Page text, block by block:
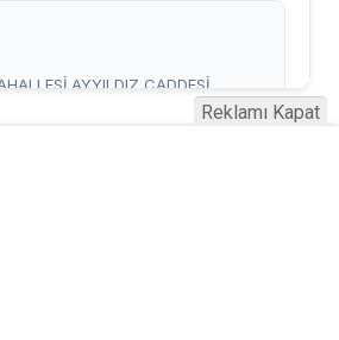
Reklamı Kapat